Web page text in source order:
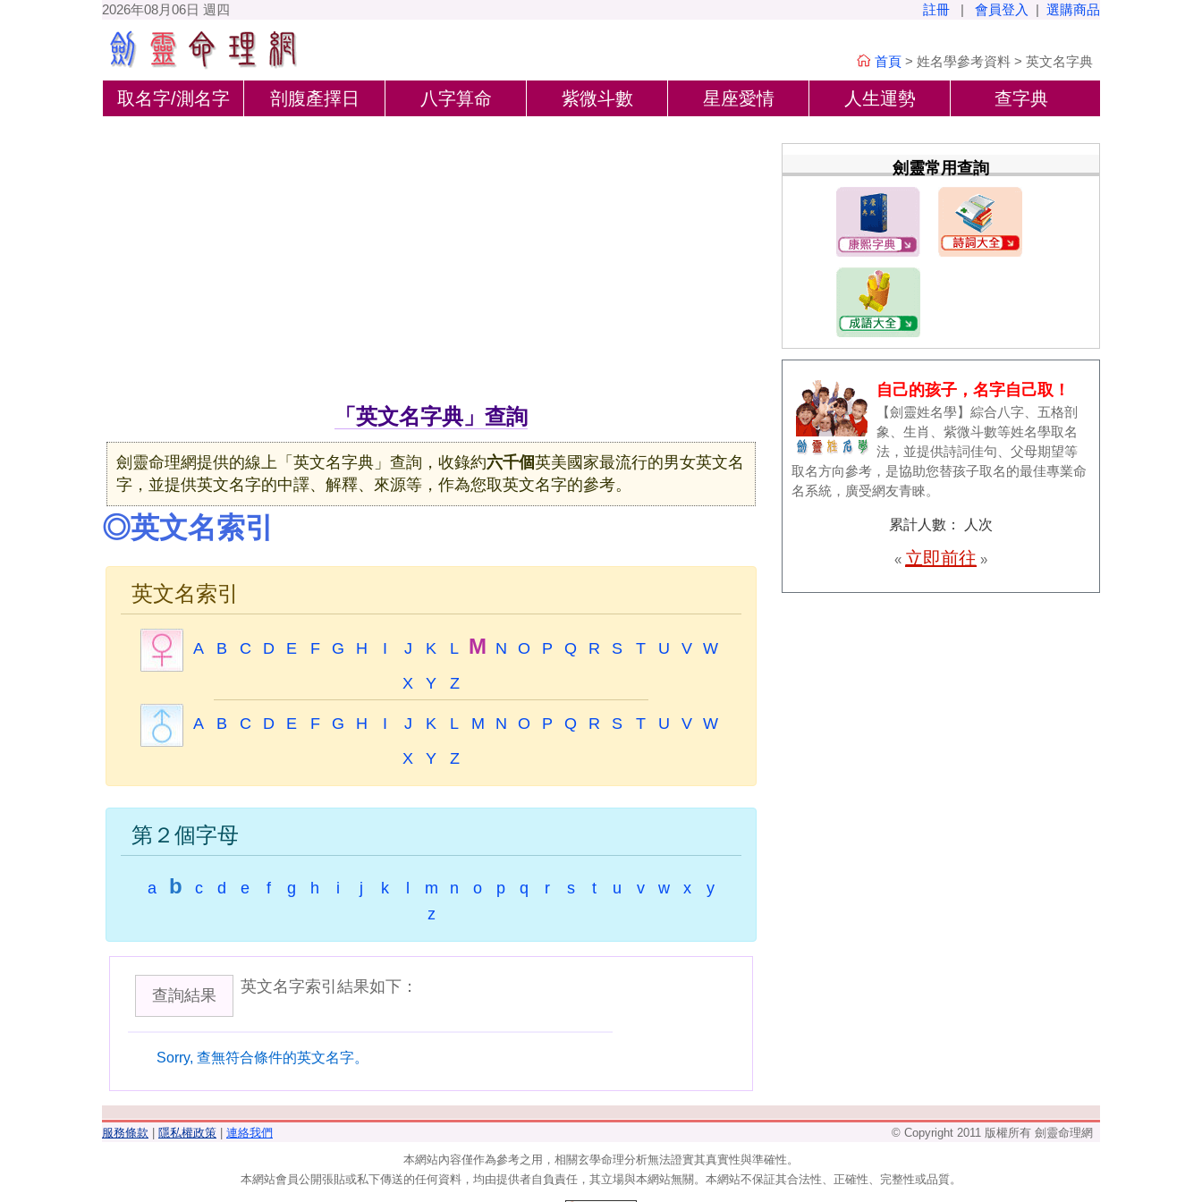
2026年08月06日 週四 註冊 | 會員登入 | 選購商品
首頁 > 姓名學參考資料 > 英文名字典
取名字/測名字 剖腹產擇日 八字算命 紫微斗數 星座愛情 人生運勢 查字典
「英文名字典」查詢
劍靈命理網提供的線上「英文名字典」查詢，收錄約六千個英美國家最流行的男女英文名
字，並提供英文名字的中譯、解釋、來源等，作為您取英文名字的參考。
◎英文名索引
英文名索引
A B C D E F G H I J K L M N O P Q R S T U V W
X
Y Z
A B C D E F G H I J K L M N O P Q R S T U V W
X
Y Z
第２個字母
a b c d e f g h i j k m n o p q r s t u v w x
y
z
查詢結果 英文名字索引結果如下：
Sorry, 查無符合條件的英文名字。
劍靈常用查詢
自己的孩子，名字自己取！
【劍靈姓名學】綜合八字、五格剖
象、生肖、紫微斗數等姓名學取名
法，並提供詩詞佳句、父母期望等
取名方向參考，是協助您替孩子取名的最佳專業命
名系統，廣受網友青睞。
累計人數： 人次
« 立即前往 »
服務條款 隱私權政策 連絡我們
© Copyright 2011 版權所有 劍靈命理網
本網站內容僅作為參考之用，相關玄學命理分析無法證實其真實性與準確性。
本網站會員公開張貼或私下傳送的任何資料，均由提供者自負責任，其立場與本網站無關。本網站不保証其合法性、正確性、完整性或品質。